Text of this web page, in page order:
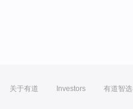
关于有道 Investors 有道智选